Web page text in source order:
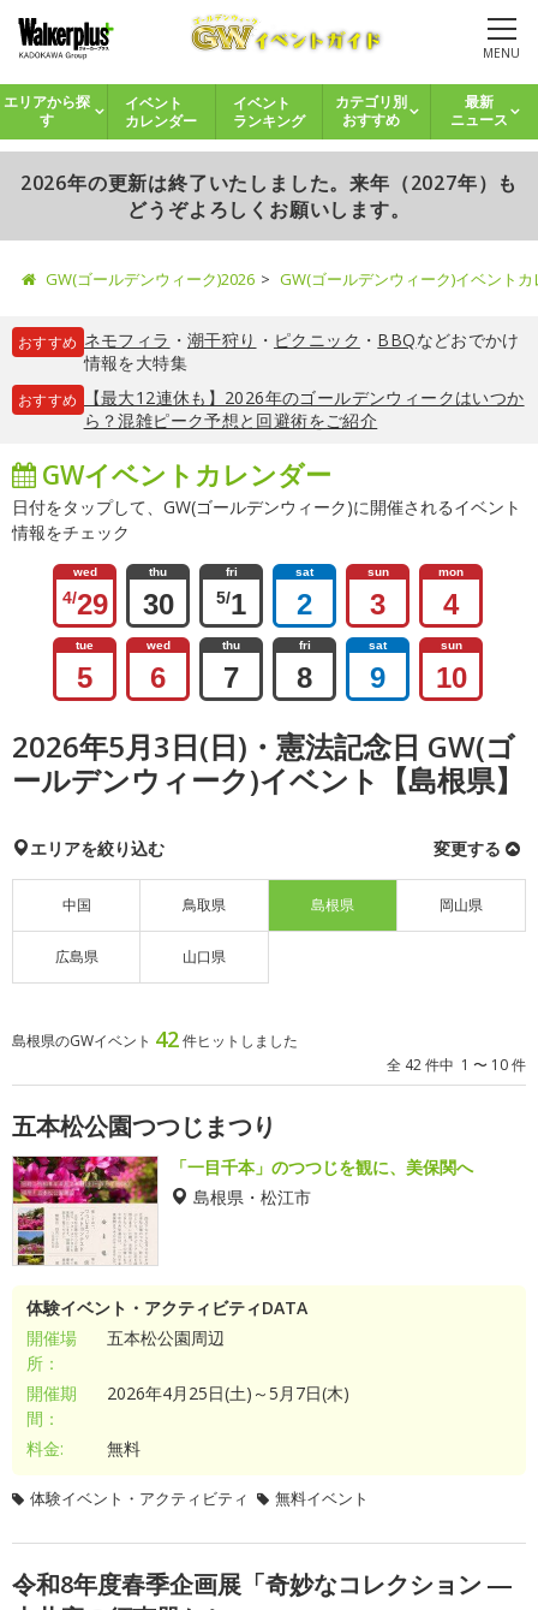
MENU
エリアから探
す
イベント
カレンダー
イベント
ランキング
カテゴリ別
おすすめ
最新
ニュース
2026年の更新は終了いたしました。来年（2027年）も
どうぞよろしくお願いします。
GW(ゴールデンウィーク)2026 GW(ゴールデンウィーク)イベント
おすすめ ネモフィラ ・ 潮干狩り ・ ピクニック ・ BBQなどおでかけ
情報を大特集
おすすめ
【最大12連休も】2026年のゴールデンウィークはいつか
ら？混雑ピーク予想と回避術をご紹介
GWイベントカレンダー
日付をタップして、GW(ゴールデンウィーク)に開催されるイベント
情報をチェック
wed
4/29
thu
30
fri
5/1
sat
2
sun
3
mon
4
tue
5
wed
6
thu
7
fri
8
sat
9
sun
10
2026年5月3日(日)・憲法記念日 GW(ゴ
ールデンウィーク)イベント【島根県】
エリアを絞り込む 変更する
中国 鳥取県 島根県 岡山県
広島県 山口県
島根県のGWイベント 42件ヒットしました
全 42 件中 1 〜 10 件
五本松公園つつじまつり
「一目千本」のつつじを観に、美保関へ
島根県・松江市
体験イベント・アクティビティDATA
開催場
所：
五本松公園周辺
開催期
間：
2026年4月25日(土)～5月7日(木)
料金: 無料
体験イベント・アクティビティ 無料イベント
令和8年度春季企画展「奇妙なコレクション ―